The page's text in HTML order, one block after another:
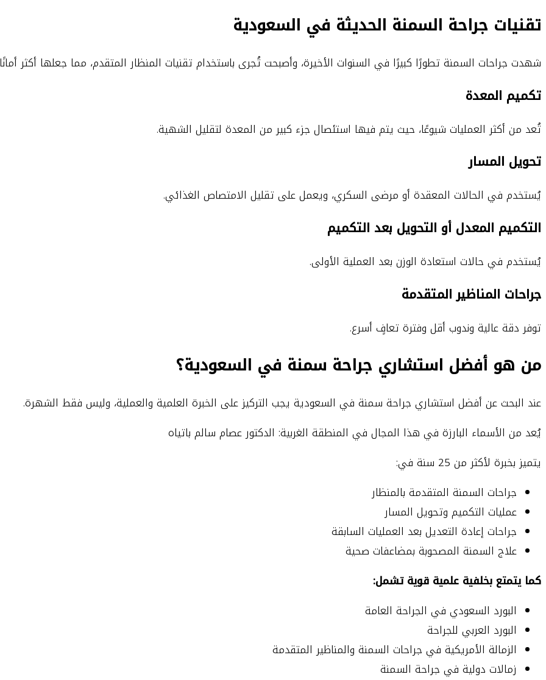
تقنيات جراحة السمنة الحديثة في السعودية
شهدت جراحات السمنة تطورًا كبيرًا في السنوات الأخيرة، وأصبحت تُجرى باستخدام تقنيات المنظار المتقدم، مما جعلها أكثر
تكميم المعدة
تُعد من أكثر العمليات شيوعًا، حيث يتم فيها استئصال جزء كبير من المعدة لتقليل الشهية.
تحويل المسار
يُستخدم في الحالات المعقدة أو مرضى السكري، ويعمل على تقليل الامتصاص الغذائي.
التكميم المعدل أو التحويل بعد التكميم
يُستخدم في حالات استعادة الوزن بعد العملية الأولى.
جراحات المناظير المتقدمة
توفر دقة عالية وندوب أقل وفترة تعافٍ أسرع.
من هو أفضل استشاري جراحة سمنة في السعودية؟
عند البحث عن أفضل استشاري جراحة سمنة في السعودية يجب التركيز على الخبرة العلمية والعملية، وليس فقط الشهرة.
يُعد من الأسماء البارزة في هذا المجال في المنطقة الغربية: الدكتور عصام سالم باتياه
يتميز بخبرة لأكثر من 25 سنة في:
جراحات السمنة المتقدمة بالمنظار
عمليات التكميم وتحويل المسار
جراحات إعادة التعديل بعد العمليات السابقة
علاج السمنة المصحوبة بمضاعفات صحية
كما يتمتع بخلفية علمية قوية تشمل:
البورد السعودي في الجراحة العامة
البورد العربي للجراحة
الزمالة الأمريكية في جراحات السمنة والمناظير المتقدمة
زمالات دولية في جراحة السمنة